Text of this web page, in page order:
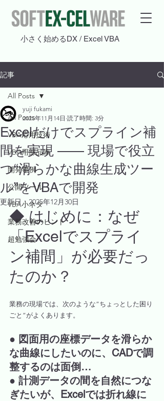
​小さく始めるDX / Excel VBA
記事
All Posts
VBA応用技術
VBA用部品庫
開発事例
公開ツール
VBA小ネタ
業務改善のヒント
超勉強会
All Posts
Excelだけでスプライン補
間を実現 —— 現場で役立
つ“滑らかな曲線生成ツー
ル”をVBAで開発
yuji fukami
2025年11月14日 読了時間: 3分
更新日：2025年12月30日
◆ はじめに：なぜ
「Excelでスプライ
ン補間」が必要だっ
たのか？
業務の現場では、次のような“ちょっとした困り
ごと”がよくあります。
● 図面用の座標データを滑らか
な曲線にしたいのに、CADで調
整するのは面倒…
● 計測データの間を自然につな
ぎたいが、Excelでは折れ線に